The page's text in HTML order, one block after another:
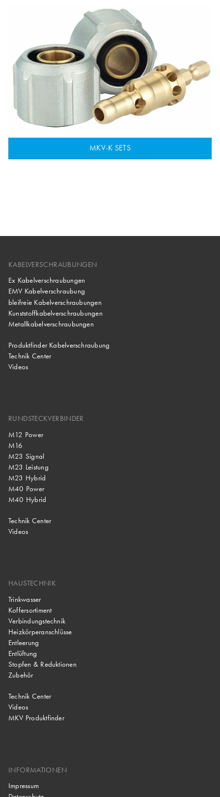
MKV-K SETS
KABELVERSCHRAUBUNGEN
Ex Kabelverschraubungen
EMV Kabelverschraubung
bleifreie Kabelverschraubungen
Kunststoffkabelverschraubungen
Metallkabelverschraubungen
Produktfinder Kabelverschraubung
Technik Center
Videos
RUNDSTECKVERBINDER
M12 Power
M16
M23 Signal
M23 Leistung
M23 Hybrid
M40 Power
M40 Hybrid
Technik Center
Videos
HAUSTECHNIK
Trinkwasser
Koffersortiment
Verbindungstechnik
Heizkörperanschlüsse
Entleerung
Entlüftung
Stopfen & Reduktionen
Zubehör
Technik Center
Videos
MKV Produktfinder
INFORMATIONEN
Impressum